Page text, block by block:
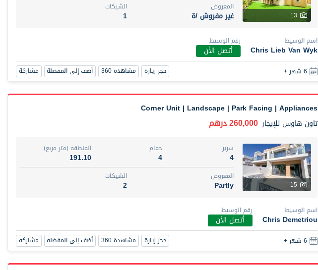
13
المعروض
غير مفروش /ة
الشيكات
1
اسم الوسيط
Chris Lieb Van Wyk
رقم الوسيط
أتصل الأن
6 شهر + حجز زيارة مشاهدة 360 أضف إلى المفضلة مشاركة
Corner Unit | Landscape | Park Facing | Appliances
تاون هاوس للإيجار 260,000 درهم
15
سرير
4
حمام
4
المنطقة (متر مربع)
191.10
المعروض
Partly
الشيكات
2
اسم الوسيط
Chris Demetriou
رقم الوسيط
أتصل الأن
6 شهر + حجز زيارة مشاهدة 360 أضف إلى المفضلة مشاركة